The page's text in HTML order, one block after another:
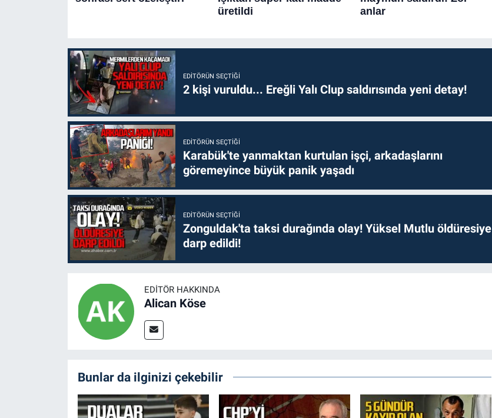
EDITÖRÜN SEÇTIĞI
2 kişi vuruldu... Ereğli Yalı Clup saldırısında yeni detay!
EDITÖRÜN SEÇTIĞI
Karabük'te yanmaktan kurtulan işçi, arkadaşlarını
göremeyince büyük panik yaşadı
EDITÖRÜN SEÇTIĞI
Zonguldak'ta taksi durağında olay! Yüksel Mutlu öldüresiye
darp edildi!
EDITÖR HAKKINDA
Alican Köse
Bunlar da ilginizi çekebilir